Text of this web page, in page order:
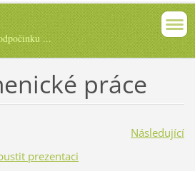
...
práce
Následující
prezentaci